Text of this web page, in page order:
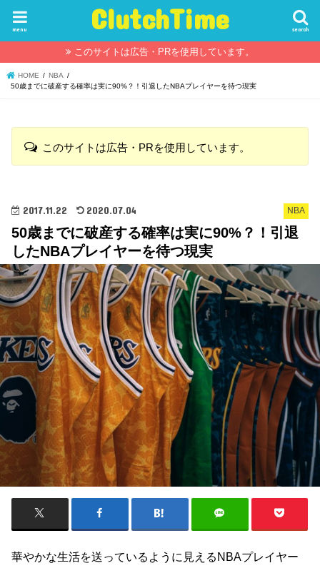
ClutchTime search
menu
このサイトは広告・PRを使用しています。
HOME
NBA
50歳までに破産する確率は実に90%？！引退したNBAプレイヤーを待つ現実
このサイトは広告・PRを使用しています。
NBA
2017.11.22 2020.07.04
50歳までに破産する確率は実に90%？！引退
したNBAプレイヤーを待つ現実
華やかな生活を送っているように見えるNBAプレイヤー